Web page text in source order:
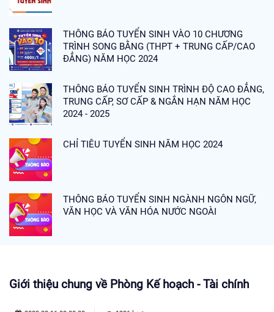
THÔNG BÁO TUYỂN SINH VÀO 10 CHƯƠNG
TRÌNH SONG BẰNG (THPT + TRUNG CẤP/CAO
ĐẲNG) NĂM HỌC 2024
THÔNG BÁO TUYỂN SINH TRÌNH ĐỘ CAO ĐẲNG,
TRUNG CẤP, SƠ CẤP & NGẮN HẠN NĂM HỌC
2024 - 2025
CHỈ TIÊU TUYỂN SINH NĂM HỌC 2024
THÔNG BÁO TUYỂN SINH NGÀNH NGÔN NGỮ,
VĂN HỌC VÀ VĂN HÓA NƯỚC NGOÀI
Giới thiệu chung về Phòng Kế hoạch - Tài chính